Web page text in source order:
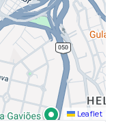
Leaflet